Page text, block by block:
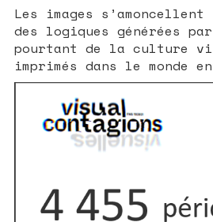
Les images
des logiques générées
pourtant de la culture
imprimés dans le monde